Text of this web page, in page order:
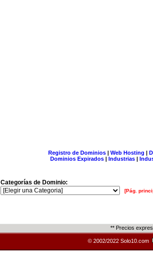
Registro de Dominios| Web Hosting |
Dominios Expirados | Industrias |
Categorías de Dominio:
[Pág.
** Precios
© 2002/2022 Solo10.com